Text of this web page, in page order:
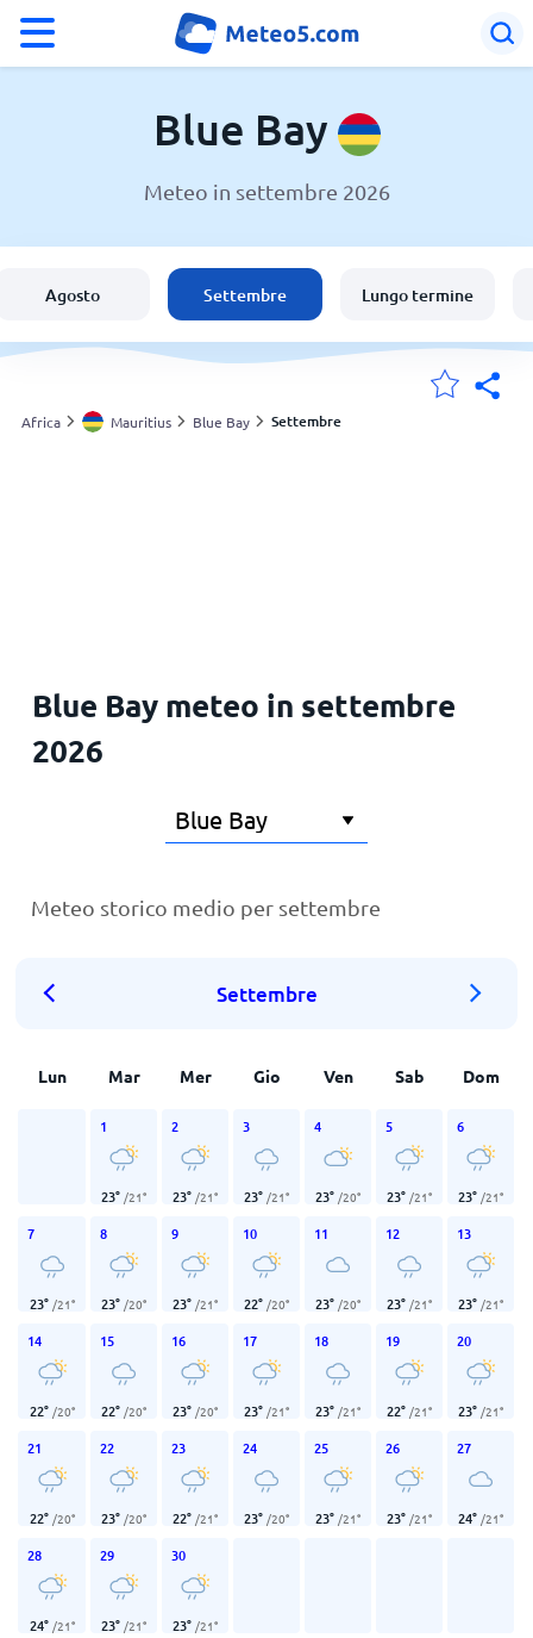
Meteo a Blue Bay
Italia
Svizzera
Blue Bay
Meteo in settembre 2026
Agosto Settembre Lungo termine
Africa Mauritius Blue Bay Settembre
Blue Bay meteo in settembre
2026
Meteo storico medio per settembre
Settembre
Lun Mar Mer Gio Ven Sab Dom
1
23° /21°
2
23° /21°
3
23° /21°
4
23° /20°
5
23° /21°
6
23° /21°
7
23° /21°
8
23° /20°
9
23° /21°
10
22° /20°
11
23° /20°
12
23° /21°
13
23° /21°
14
22° /20°
15
22° /20°
16
23° /20°
17
23° /21°
18
23° /21°
19
22° /21°
20
23° /21°
21
22° /20°
22
23° /20°
23
22° /21°
24
23° /20°
25
23° /21°
26
23° /21°
27
24° /21°
28
24° /21°
29
23° /21°
30
23° /21°